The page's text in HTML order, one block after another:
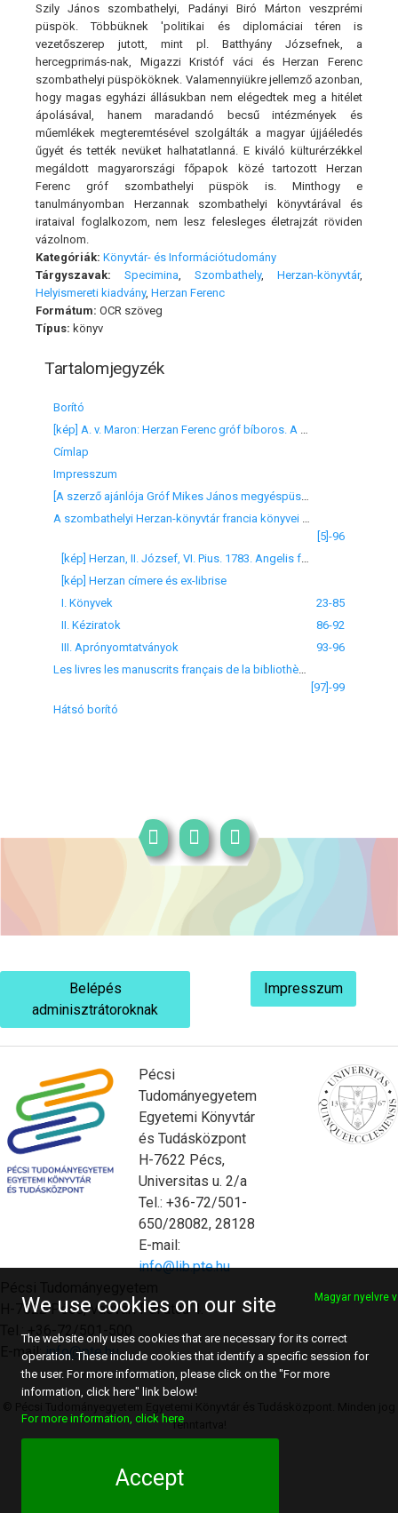
Szily János szombathelyi, Padányi Biró Márton veszprémi
püspök. Többüknek 'politikai és diplomáciai téren is
vezetőszerep jutott, mint pl. Batthyány Józsefnek, a
hercegprimás-nak, Migazzi Kristóf váci és Herzan Ferenc
szombathelyi püspököknek. Valamennyiükre jellemző azonban,
hogy magas egyházi állásukban nem elégedtek meg a hitélet
ápolásával, hanem maradandó becsű intézmények és
műemlékek megteremtésével szolgálták a magyar újjáéledés
űgyét és tették nevüket halhatatlanná. E kiváló külturérzékkel
megáldott magyarországi főpapok közé tartozott Herzan
Ferenc gróf szombathelyi püspök is. Minthogy e
tanulmányomban Herzannak szombathelyi könyvtárával és
irataival foglalkozom, nem lesz felesleges életrajzát röviden
vázolnom.
Kategóriák: Könyvtár- és Információtudomány
Tárgyszavak:
Specimina Szombathely, Herzan-könyvtár,
Helyismereti kiadvány, Herzan Ferenc
Formátum: OCR szöveg
Típus: könyv
Tartalomjegyzék
Borító
Címlap
Impresszum
[5]-96
[kép] Herzan címere és ex-librise
I. Könyvek
23-85
II. Kéziratok
86-92
III. Aprónyomtatványok
93-96
[97]-99
Hátsó borító
Belépés
adminisztrátoroknak
Impresszum
Pécsi
Tudományegyetem
Egyetemi Könyvtár
és Tudásközpont
H-7622 Pécs,
Universitas u. 2/a
Tel.: +36-72/501-
650/28082, 28128
E-mail:
info@lib.pte.hu
H-7622 Pécs, Vasvári Pál utca 4.
Tel.: +36-72/501-500
E-mail:info@pte.hu
fenntartva!
We use cookies on our site Magyar nyelvre
The website only uses cookies that are necessary for its correct
operation. These include cookies that identify a specific session for
the user. For more information, please click on the "For more
information, click here" link below!
For more information, click here
Accept